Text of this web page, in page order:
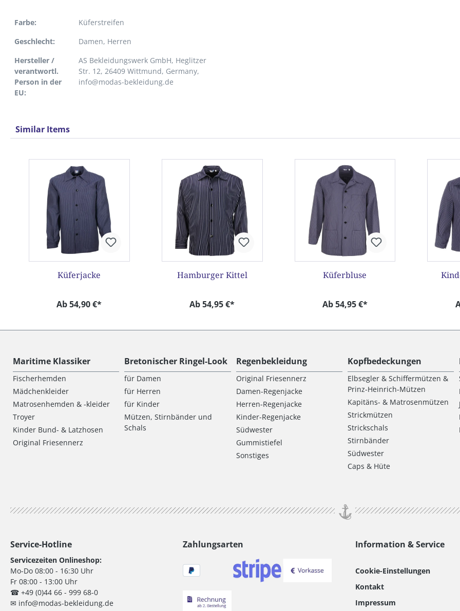
Farbe:
Küferstreifen
Geschlecht:
Damen, Herren
Hersteller /
verantwortl.
Person in der
EU:
AS Bekleidungswerk GmbH, Heglitzer
Str. 12, 26409 Wittmund, Germany,
info@modas-bekleidung.de
Similar Items
Küferjacke
Ab 54,90 €*
Hamburger Kittel
Ab 54,95 €*
Küferbluse
Ab 54,95 €*
Maritime Klassiker
Fischerhemden
Mädchenkleider
Matrosenhemden & -kleider
Troyer
Kinder Bund- & Latzhosen
Original Friesennerz
Bretonischer Ringel-Look
für Damen
für Herren
für Kinder
Mützen, Stirnbänder und
Schals
Regenbekleidung
Original Friesennerz
Damen-Regenjacke
Herren-Regenjacke
Kinder-Regenjacke
Südwester
Gummistiefel
Sonstiges
Kopfbedeckungen
Elbsegler & Schiffermützen &
Prinz-Heinrich-Mützen
Kapitäns- & Matrosenmützen
Strickmützen
Strickschals
Stirnbänder
Südwester
Caps & Hüte
Service-Hotline
Servicezeiten Onlineshop:
Mo-Do 08:00 - 16:30 Uhr
Fr 08:00 - 13:00 Uhr
☎ +49 (0)44 66 - 999 68-0
✉ info@modas-bekleidung.de
Zahlungsarten Information & Service
Cookie-Einstellungen
Kontakt
Impressum